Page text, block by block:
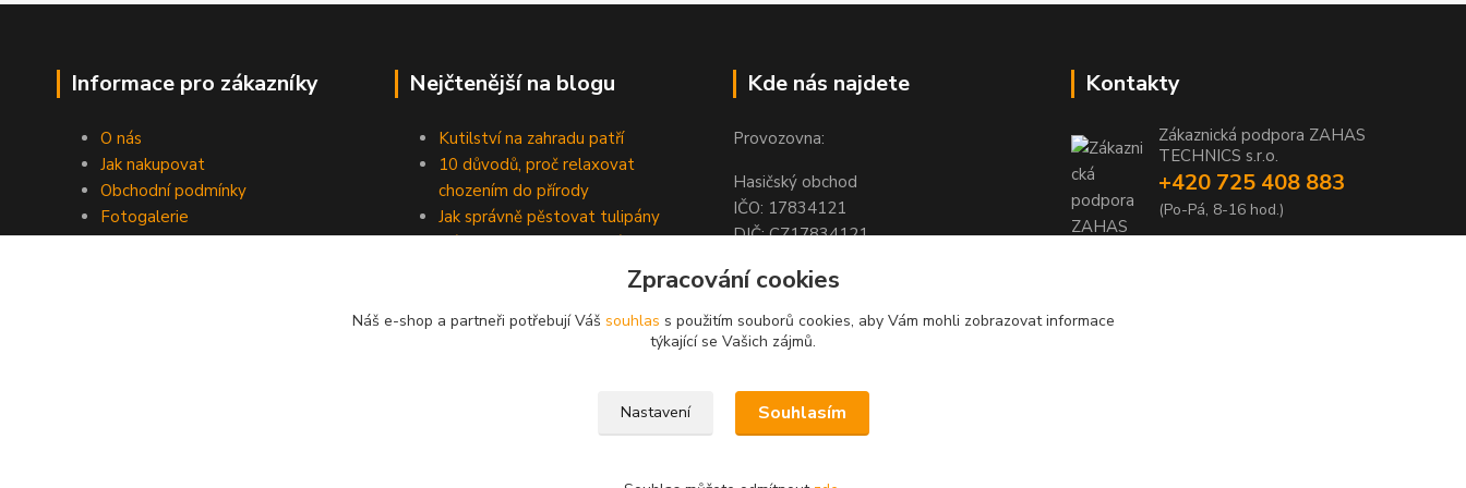
Informace pro zákazníky
O nás
Jak nakupovat
Obchodní podmínky
Fotogalerie
Kontakty
Nejčtenější na blogu
Kutilství na zahradu patří
10 důvodů, proč relaxovat
chozením do přírody
Jak správně pěstovat tulipány
Náhodně generovaný článek
Kde nás najdete
Provozovna:
Hasičský obchod
IČO: 17834121
DIČ: CZ17834121
779 00 Olomouc
Česká Republika
Kontakty
Zákaznická podpora ZAHAS
TECHNICS s.r.o.
+420 725 408 883
(Po-Pá, 8-16 hod.)
Zpracování cookies
Náš e-shop a partneři potřebují Váš souhlas s použitím souborů cookies, aby Vám mohli zobrazovat informace
týkající se Vašich zájmů.
Nastavení Souhlasím